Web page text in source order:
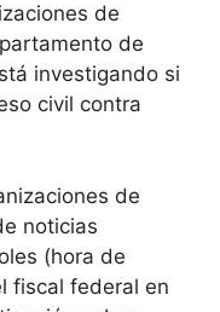
de
de
investigando si
civil contra
de
noticias
(hora de
fiscal federal en